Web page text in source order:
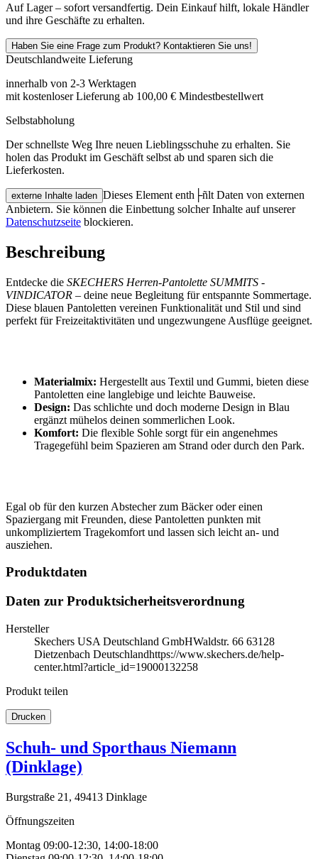
Auf Lager – sofort versandfertig. Dein Einkauf hilft, lokale Händler
und ihre Geschäfte zu erhalten.
Haben Sie eine Frage zum Produkt? Kontaktieren Sie uns!
Deutschlandweite Lieferung
innerhalb von 2-3 Werktagen
mit kostenloser Lieferung ab 100,00 € Mindestbestellwert
Selbstabholung
Der schnellste Weg Ihre neuen Lieblingsschuhe zu erhalten. Sie
holen das Produkt im Geschäft selbst ab und sparen sich die
Lieferkosten.
externe Inhalte laden Dieses Element enth├ñlt Daten von externen
Anbietern. Sie können die Einbettung solcher Inhalte auf unserer
Datenschutzseite blockieren.
Beschreibung
Entdecke die SKECHERS Herren-Pantolette SUMMITS -
VINDICATOR – deine neue Begleitung für entspannte Sommertage.
Diese blauen Pantoletten vereinen Funktionalität und Stil und sind
perfekt für Freizeitaktivitäten und ungezwungene Ausflüge geeignet.
Materialmix: Hergestellt aus Textil und Gummi, bieten diese
Pantoletten eine langlebige und leichte Bauweise.
Design: Das schlichte und doch moderne Design in Blau
ergänzt mühelos deinen sommerlichen Look.
Komfort: Die flexible Sohle sorgt für ein angenehmes
Tragegefühl beim Spazieren am Strand oder durch den Park.
Egal ob für den kurzen Abstecher zum Bäcker oder einen
Spaziergang mit Freunden, diese Pantoletten punkten mit
unkompliziertem Tragekomfort und lassen sich leicht an- und
ausziehen.
Produktdaten
Daten zur Produktsicherheitsverordnung
Hersteller
Skechers USA Deutschland GmbHWaldstr. 66 63128
Dietzenbach Deutschlandhttps://www.skechers.de/help-
center.html?article_id=19000132258
Produkt teilen
Drucken
Schuh- und Sporthaus Niemann
(Dinklage)
Burgstraße 21, 49413 Dinklage
Öffnungszeiten
Montag 09:00-12:30, 14:00-18:00